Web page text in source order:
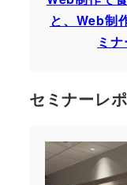
と、Web制
ミ
セミナーレ